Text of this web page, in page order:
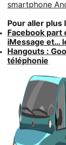
smartphone
Pour aller plus
Facebook part
iMessage et…
Hangouts :
téléphonie